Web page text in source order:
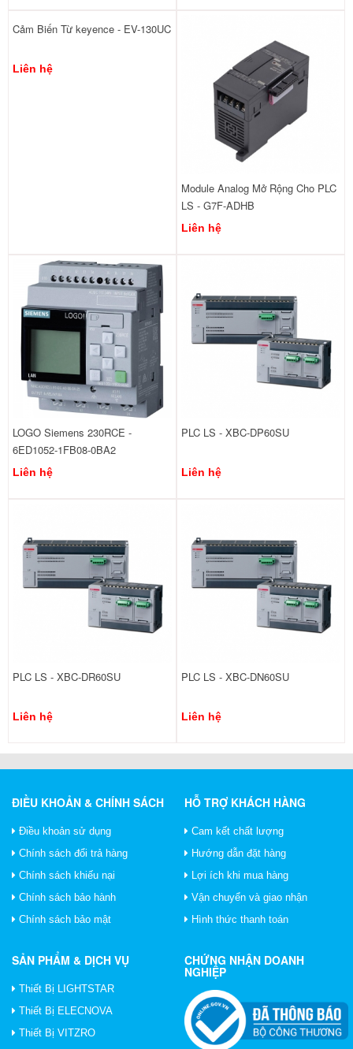
Cảm Biến Từ keyence - EV-130UC
Liên hệ
Module Analog Mở Rộng Cho PLC
LS - G7F-ADHB
Liên hệ
LOGO Siemens 230RCE -
6ED1052-1FB08-0BA2
Liên hệ
PLC LS - XBC-DP60SU
Liên hệ
PLC LS - XBC-DR60SU
Liên hệ
PLC LS - XBC-DN60SU
Liên hệ
ĐIỀU KHOẢN & CHÍNH SÁCH
Điều khoản sử dụng
Chính sách đổi trả hàng
Chính sách khiếu nại
Chính sách bảo hành
Chính sách bảo mật
HỖ TRỢ KHÁCH HÀNG
Cam kết chất lượng
Hướng dẫn đặt hàng
Lợi ích khi mua hàng
Vận chuyển và giao nhận
Hình thức thanh toán
SẢN PHẨM & DỊCH VỤ
Thiết Bị LIGHTSTAR
Thiết Bị ELECNOVA
Thiết Bị VITZRO
CHỨNG NHẬN DOANH
NGHIỆP